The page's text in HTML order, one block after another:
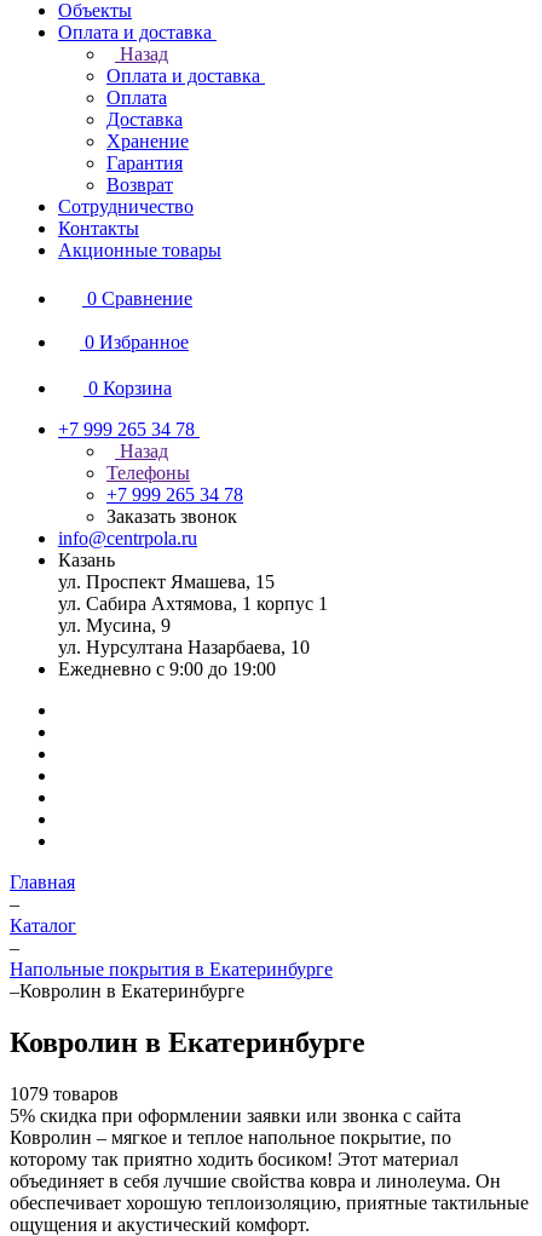
Объекты
Оплата и доставка
Назад
Оплата и доставка
Оплата
Доставка
Хранение
Гарантия
Возврат
Сотрудничество
Контакты
Акционные товары
0 Сравнение
0 Избранное
0 Корзина
+7 999 265 34 78
Назад
Телефоны
+7 999 265 34 78
Заказать звонок
info@centrpola.ru
Казань
ул. Проспект Ямашева, 15
ул. Сабира Ахтямова, 1 корпус 1
ул. Мусина, 9
ул. Нурсултана Назарбаева, 10
Ежедневно с 9:00 до 19:00
Главная
–
Каталог
–
Напольные покрытия в Екатеринбурге
–Ковролин в Екатеринбурге
Ковролин в Екатеринбурге
1079 товаров
5% скидка при оформлении заявки или звонка с сайта
Ковролин – мягкое и теплое напольное покрытие, по
которому так приятно ходить босиком! Этот материал
объединяет в себя лучшие свойства ковра и линолеума. Он
обеспечивает хорошую теплоизоляцию, приятные тактильные
ощущения и акустический комфорт.